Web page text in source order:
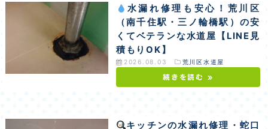
水漏れ修理も安心！荒川区
（南千住駅・三ノ輪橋駅）の安
くてベテランな水道屋【LINE見
積もりOK】
2026.08.03 荒川区水道屋
続きを読む »
キッチンの水漏れ修理・蛇口